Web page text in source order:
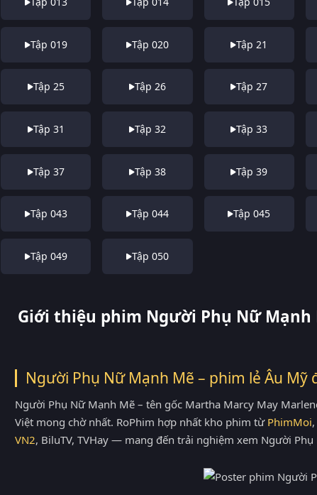
Tập 019 Tập 020 Tập 21
Tập 25 Tập 26 Tập 27
Tập 31 Tập 32 Tập 33
Tập 37 Tập 38 Tập 39
Tập 043 Tập 044 Tập 045
Tập 049 Tập 050
Giới thiệu phim Người Phụ Nữ Mạnh
Người Phụ Nữ Mạnh Mẽ – phim lẻ Âu Mỹ
Người Phụ Nữ Mạnh Mẽ – tên gốc Martha Marcy May
Việt mong chờ nhất. RoPhim hợp nhất kho phim từ PhimMoi,
VN2, BiluTV, TVHay — mang đến trải nghiệm xem Người